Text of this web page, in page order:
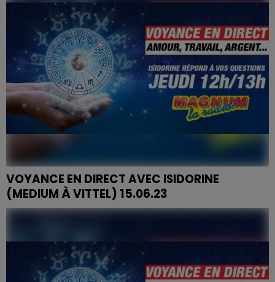
VOYANCE EN DIRECT AVEC ISIDORINE
(MEDIUM À VITTEL) 15.06.23